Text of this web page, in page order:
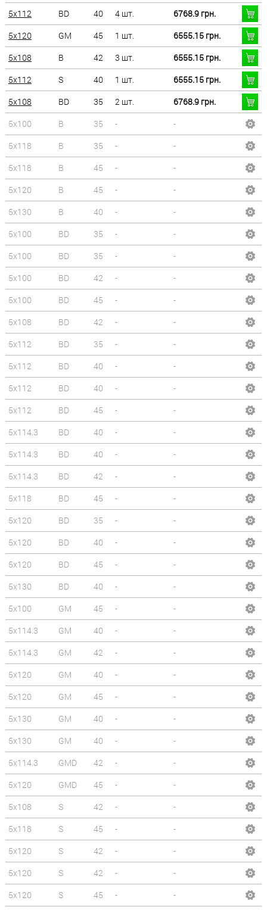
5x112 BD 40 4 шт.
6768.9 грн.
5x120
GM 45 1 шт.
6555.15 грн.
5x108
B 42 3 шт.
6555.15 грн.
5x112
S 40 1 шт.
6555.15 грн.
5x108
BD 35 2 шт.
6768.9 грн.
5x100
B 35 -
-
5x118
B 35 -
-
5x118
B 45 -
-
5x120
B 45 -
-
5x130
B 40 -
-
5x100
BD 35 -
-
5x100
BD 35 -
-
5x100
BD 42 -
-
5x100
BD 45 -
-
5x108
BD 42 -
-
5x112
BD 35 -
-
5x112
BD 40 -
-
5x112
BD 40 -
-
5x112
BD 45 -
-
5x114.3
BD 40 -
-
5x114.3
BD 40 -
-
5x114.3
BD 42 -
-
5x118
BD 45 -
-
5x120
BD 35 -
-
5x120
BD 40 -
-
5x120
BD 45 -
-
5x130
BD 40 -
-
5x100
GM 45 -
-
5x114.3
GM 40 -
-
5x114.3
GM 42 -
-
5x120
GM 40 -
-
5x120
GM 45 -
-
5x130
GM 40 -
-
5x130
GM 40 -
-
5x114.3
GMD 42 -
-
5x120
GMD 45 -
-
5x108
S 42 -
-
5x118
S 45 -
-
5x120
S 42 -
-
5x120
S 42 -
-
5x120
S 45 -
-